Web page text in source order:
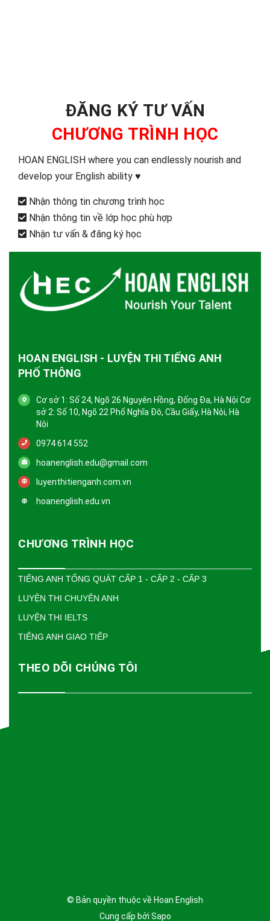
ĐĂNG KÝ TƯ VẤN
CHƯƠNG TRÌNH HỌC
HOAN ENGLISH where you can endlessly nourish and
develop your English ability ♥️
Nhận thông tin chương trình học
Nhận thông tin về lớp học phù hợp
Nhận tư vấn & đăng ký học
HOAN ENGLISH - LUYỆN THI TIẾNG ANH
PHỐ THÔNG
Cơ sở 1: Số 24, Ngõ 26 Nguyên Hồng, Đống Đa, Hà Nội Cơ
sở 2: Số 10, Ngõ 22 Phố Nghĩa Đô, Cầu Giấy, Hà Nội, Hà
Nội
0974 614 552
hoanenglish.edu@gmail.com
luyenthitienganh.com.vn
hoanenglish.edu.vn
CHƯƠNG TRÌNH HỌC
TIẾNG ANH TỔNG QUÁT CẤP 1 - CẤP 2 - CẤP 3
LUYỆN THI CHUYÊN ANH
LUYỆN THI IELTS
TIẾNG ANH GIAO TIẾP
THEO DÕI CHÚNG TÔI
© Bản quyền thuộc về Hoan English
Cung cấp bởi Sapo